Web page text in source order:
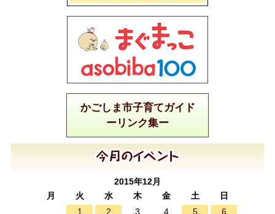
かごしま市子育てガイド
ーリンク集ー
2015年12月
月
火 水 木 金 土
日
1
2 3 4 5
6